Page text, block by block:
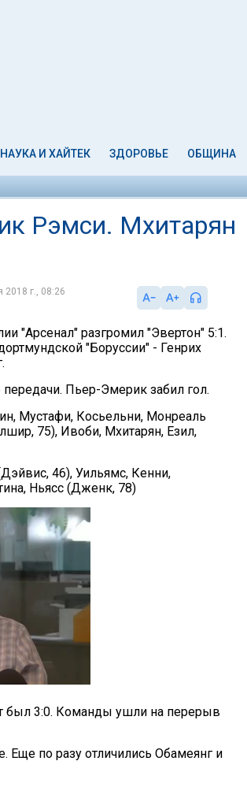
НАУКА И ХАЙТЕК ЗДОРОВЬЕ ОБЩИНА
Рэмси. Мхитарян
г., 08:26
"Арсенал" разгромил "Эвертон" 5:1.
"Боруссии" - Генрих
передачи. Пьер-Эмерик забил гол.
Мустафи, Косьельни, Монреаль
75), Ивоби, Мхитарян, Езил,
46), Уильямс, Кенни,
Ньясс (Дженк, 78)
был 3:0. Команды ушли на перерыв
Еще по разу отличились Обамеянг и